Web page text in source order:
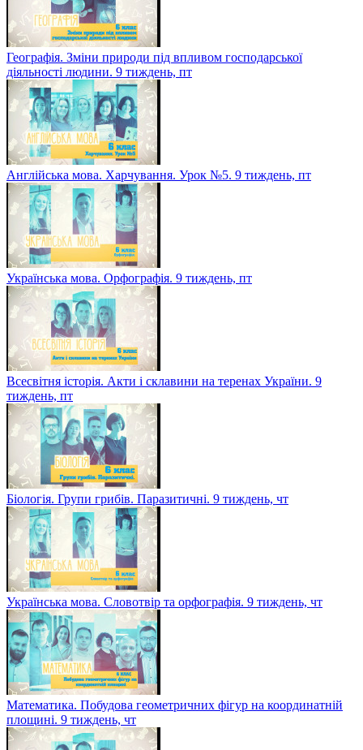
Географія. Зміни природи під впливом господарської
діяльності людини. 9 тиждень, пт
Англійська мова. Харчування. Урок №5. 9 тиждень, пт
Українська мова. Орфографія. 9 тиждень, пт
Всесвітня історія. Акти і склавини на теренах України. 9
тиждень, пт
Біологія. Групи грибів. Паразитичні. 9 тиждень, чт
Українська мова. Словотвір та орфографія. 9 тиждень, чт
Математика. Побудова геометричних фігур на координатній
площині. 9 тиждень, чт